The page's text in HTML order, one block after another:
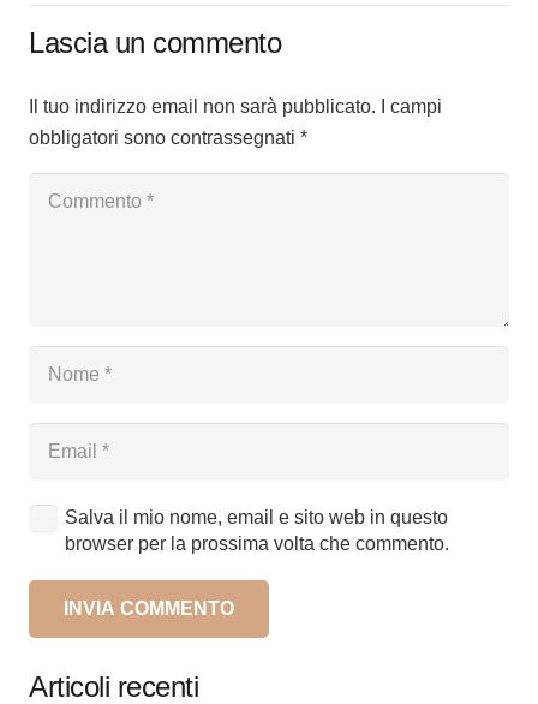
Lascia un commento
Il tuo indirizzo email non sarà pubblicato.
I campi
obbligatori sono contrassegnati *
Salva il mio nome, email e sito web in questo
browser per la prossima volta che commento.
INVIA COMMENTO
Articoli recenti